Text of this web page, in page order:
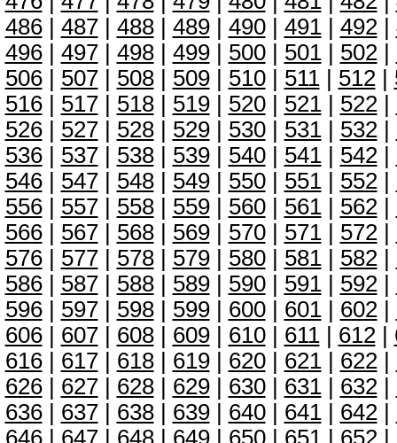
486| 487| 488| 489| 490| 491| 492|
496| 497| 498| 499| 500| 501| 502|
506| 507| 508| 509| 510| 511| 512|
516| 517| 518| 519| 520| 521| 522|
526| 527| 528| 529| 530| 531| 532|
536| 537| 538| 539| 540| 541| 542|
546| 547| 548| 549| 550| 551| 552|
556| 557| 558| 559| 560| 561| 562|
566| 567| 568| 569| 570| 571| 572|
576| 577| 578| 579| 580| 581| 582|
586| 587| 588| 589| 590| 591| 592|
596| 597| 598| 599| 600| 601| 602|
606| 607| 608| 609| 610| 611| 612|
616| 617| 618| 619| 620| 621| 622|
626| 627| 628| 629| 630| 631| 632|
636| 637| 638| 639| 640| 641| 642|
646| 647| 648| 649| 650| 651| 652|